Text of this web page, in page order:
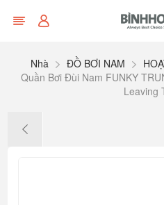
Nhà ĐỒ BƠI NAM
Quần Bơi Đùi Nam FUNKY
Leaving